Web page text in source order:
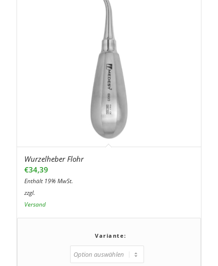
Wurzelheber Flohr
€34,39
Enthält 19% MwSt.
zzgl.
Versand
Variante: